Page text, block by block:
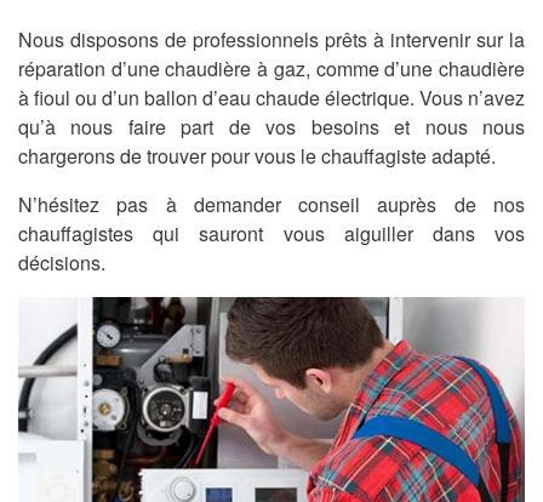
Nous disposons de professionnels prêts à intervenir sur la
réparation d’une chaudière à gaz, comme d’une chaudière
à fioul ou d’un ballon d’eau chaude électrique. Vous n’avez
qu’à nous faire part de vos besoins et nous nous
chargerons de trouver pour vous le chauffagiste adapté.
N’hésitez pas à demander conseil auprès de nos
chauffagistes qui sauront vous aiguiller dans vos
décisions.